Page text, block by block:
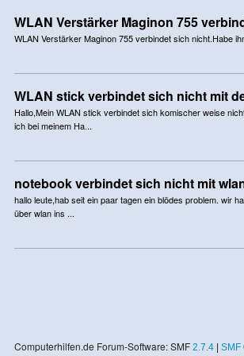
WLAN Verstärker Maginon 755
WLAN Verstärker Maginon 755 verbindet sich nicht.Habe
WLAN stick verbindet sich nicht mit
Hallo,Mein WLAN stick verbindet sich komischer weise
ich bei meinem Ha...
notebook verbindet sich nicht mit
hallo leute,hab seit ein paar tagen ein blödes problem. wir
über wlan ins ...
Computerhilfen.de Forum-Software: SMF 2.7.4| SMF